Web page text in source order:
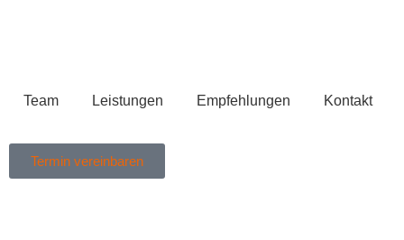
Team Leistungen Empfehlungen Kontakt
Termin vereinbaren